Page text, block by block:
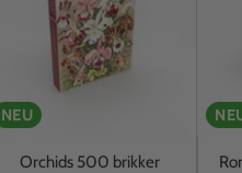
NEU
Orchids 500 brikker